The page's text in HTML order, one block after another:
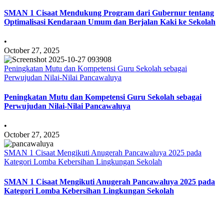
SMAN 1 Cisaat Mendukung Program dari Gubernur tentang
Optimalisasi Kendaraan Umum dan Berjalan Kaki ke Sekolah
•
October 27, 2025
Peningkatan Mutu dan Kompetensi Guru Sekolah sebagai
Perwujudan Nilai-Nilai Pancawaluya
Peningkatan Mutu dan Kompetensi Guru Sekolah sebagai
Perwujudan Nilai-Nilai Pancawaluya
•
October 27, 2025
SMAN 1 Cisaat Mengikuti Anugerah Pancawaluya 2025 pada
Kategori Lomba Kebersihan Lingkungan Sekolah
SMAN 1 Cisaat Mengikuti Anugerah Pancawaluya 2025 pada
Kategori Lomba Kebersihan Lingkungan Sekolah